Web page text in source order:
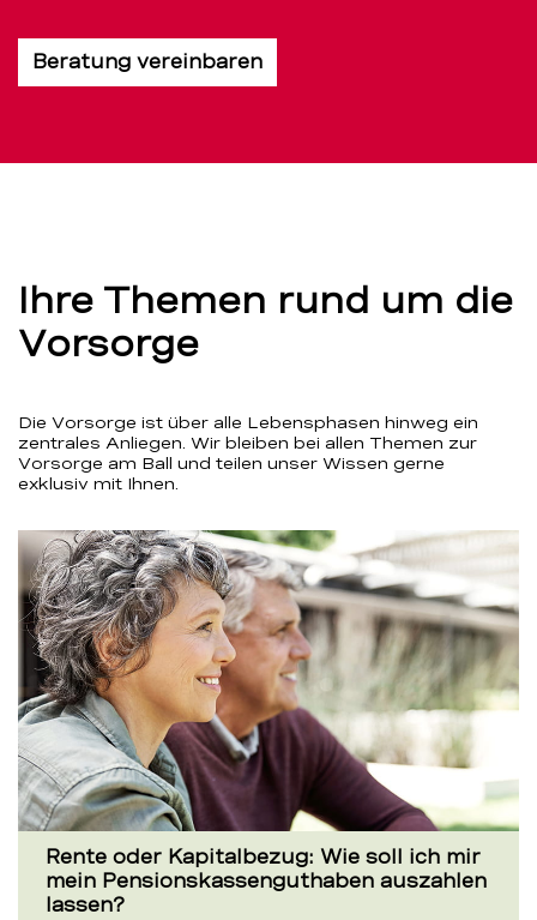
Beratung vereinbaren
Ihre Themen rund um die
Vorsorge
Die Vorsorge ist über alle Lebensphasen hinweg ein
zentrales Anliegen. Wir bleiben bei allen Themen zur
Vorsorge am Ball und teilen unser Wissen gerne
exklusiv mit Ihnen.
Rente oder Kapitalbezug: Wie soll ich mir
mein Pensionskassenguthaben auszahlen
lassen?